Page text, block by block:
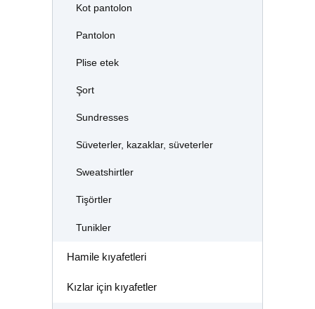
Kot pantolon
Pantolon
Plise etek
Şort
Sundresses
Süveterler, kazaklar, süveterler
Sweatshirtler
Tişörtler
Tunikler
Hamile kıyafetleri
Kızlar için kıyafetler